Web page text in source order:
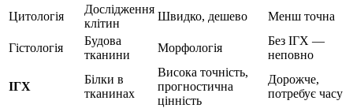
Цитологія
Дослідження
клітин
Швидко, дешево Менш точна
Гістологія
Будова
тканини
Морфологія
Без ІГХ —
неповно
ІГХ
Білки в
тканинах
Висока точність,
прогностична
цінність
Дорожче,
потребує часу